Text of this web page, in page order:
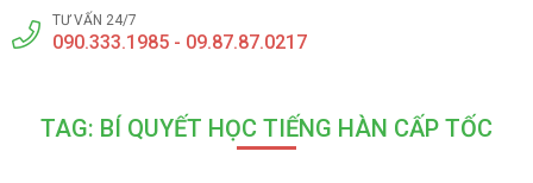
TƯ VẤN 24/7
090.333.1985 - 09.87.87.0217
TAG: BÍ QUYẾT HỌC TIẾNG HÀN CẤP TỐC